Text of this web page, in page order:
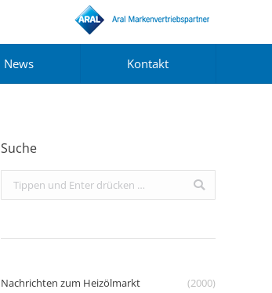
News Kontakt
Suche
Search:
Nachrichten zum Heizölmarkt
(2000)